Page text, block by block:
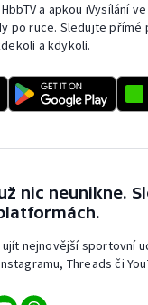
a apkou iVysílání
po ruce. Sledujte přímé
a kdykoli.
nic neunikne.
nejnovější sportovní
Threads či